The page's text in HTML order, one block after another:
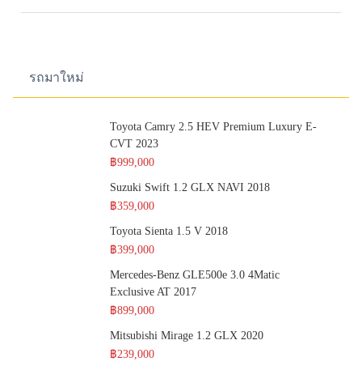
รถมาใหม่
Toyota Camry 2.5 HEV Premium Luxury E-
CVT 2023
฿999,000
Suzuki Swift 1.2 GLX NAVI 2018
฿359,000
Toyota Sienta 1.5 V 2018
฿399,000
Mercedes-Benz GLE500e 3.0 4Matic
Exclusive AT 2017
฿899,000
Mitsubishi Mirage 1.2 GLX 2020
฿239,000